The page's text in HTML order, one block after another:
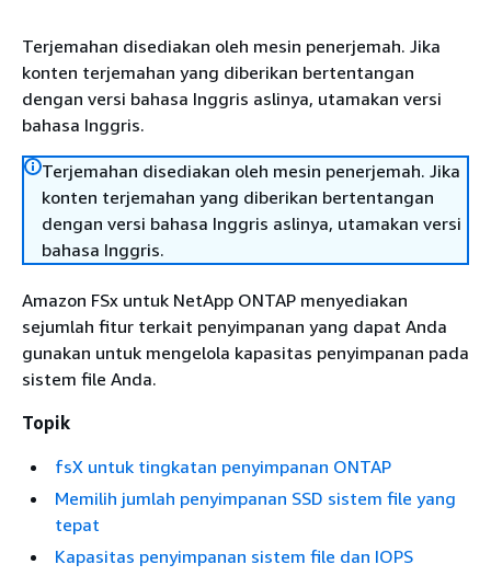
Terjemahan disediakan oleh mesin penerjemah. Jika
konten terjemahan yang diberikan bertentangan
dengan versi bahasa Inggris aslinya, utamakan versi
bahasa Inggris.
Terjemahan disediakan oleh mesin penerjemah. Jika
konten terjemahan yang diberikan bertentangan
dengan versi bahasa Inggris aslinya, utamakan versi
bahasa Inggris.
Amazon FSx untuk NetApp ONTAP menyediakan
sejumlah fitur terkait penyimpanan yang dapat Anda
gunakan untuk mengelola kapasitas penyimpanan pada
sistem file Anda.
Topik
fsX untuk tingkatan penyimpanan ONTAP
Memilih jumlah penyimpanan SSD sistem file yang
tepat
Kapasitas penyimpanan sistem file dan IOPS